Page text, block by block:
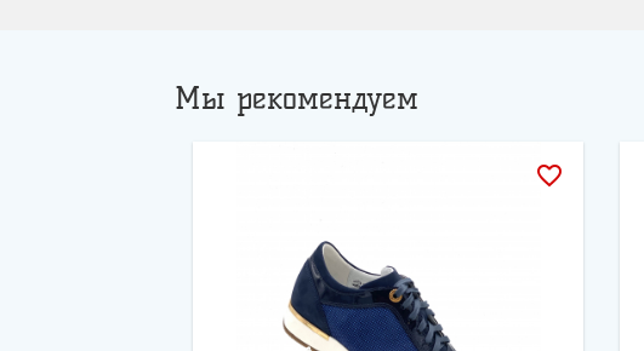
Мы рекомендуем
favorite_border